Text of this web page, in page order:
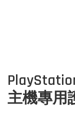
主機專用